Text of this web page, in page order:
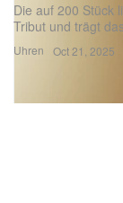
Uhren
Die auf 200 Stück
Tribut und trägt
Oct 21, 2025